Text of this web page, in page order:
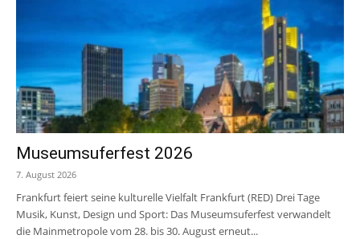
Museumsuferfest 2026
7. August 2026
Frankfurt feiert seine kulturelle Vielfalt Frankfurt (RED) Drei Tage
Musik, Kunst, Design und Sport: Das Museumsuferfest verwandelt
die Mainmetropole vom 28. bis 30. August erneut...